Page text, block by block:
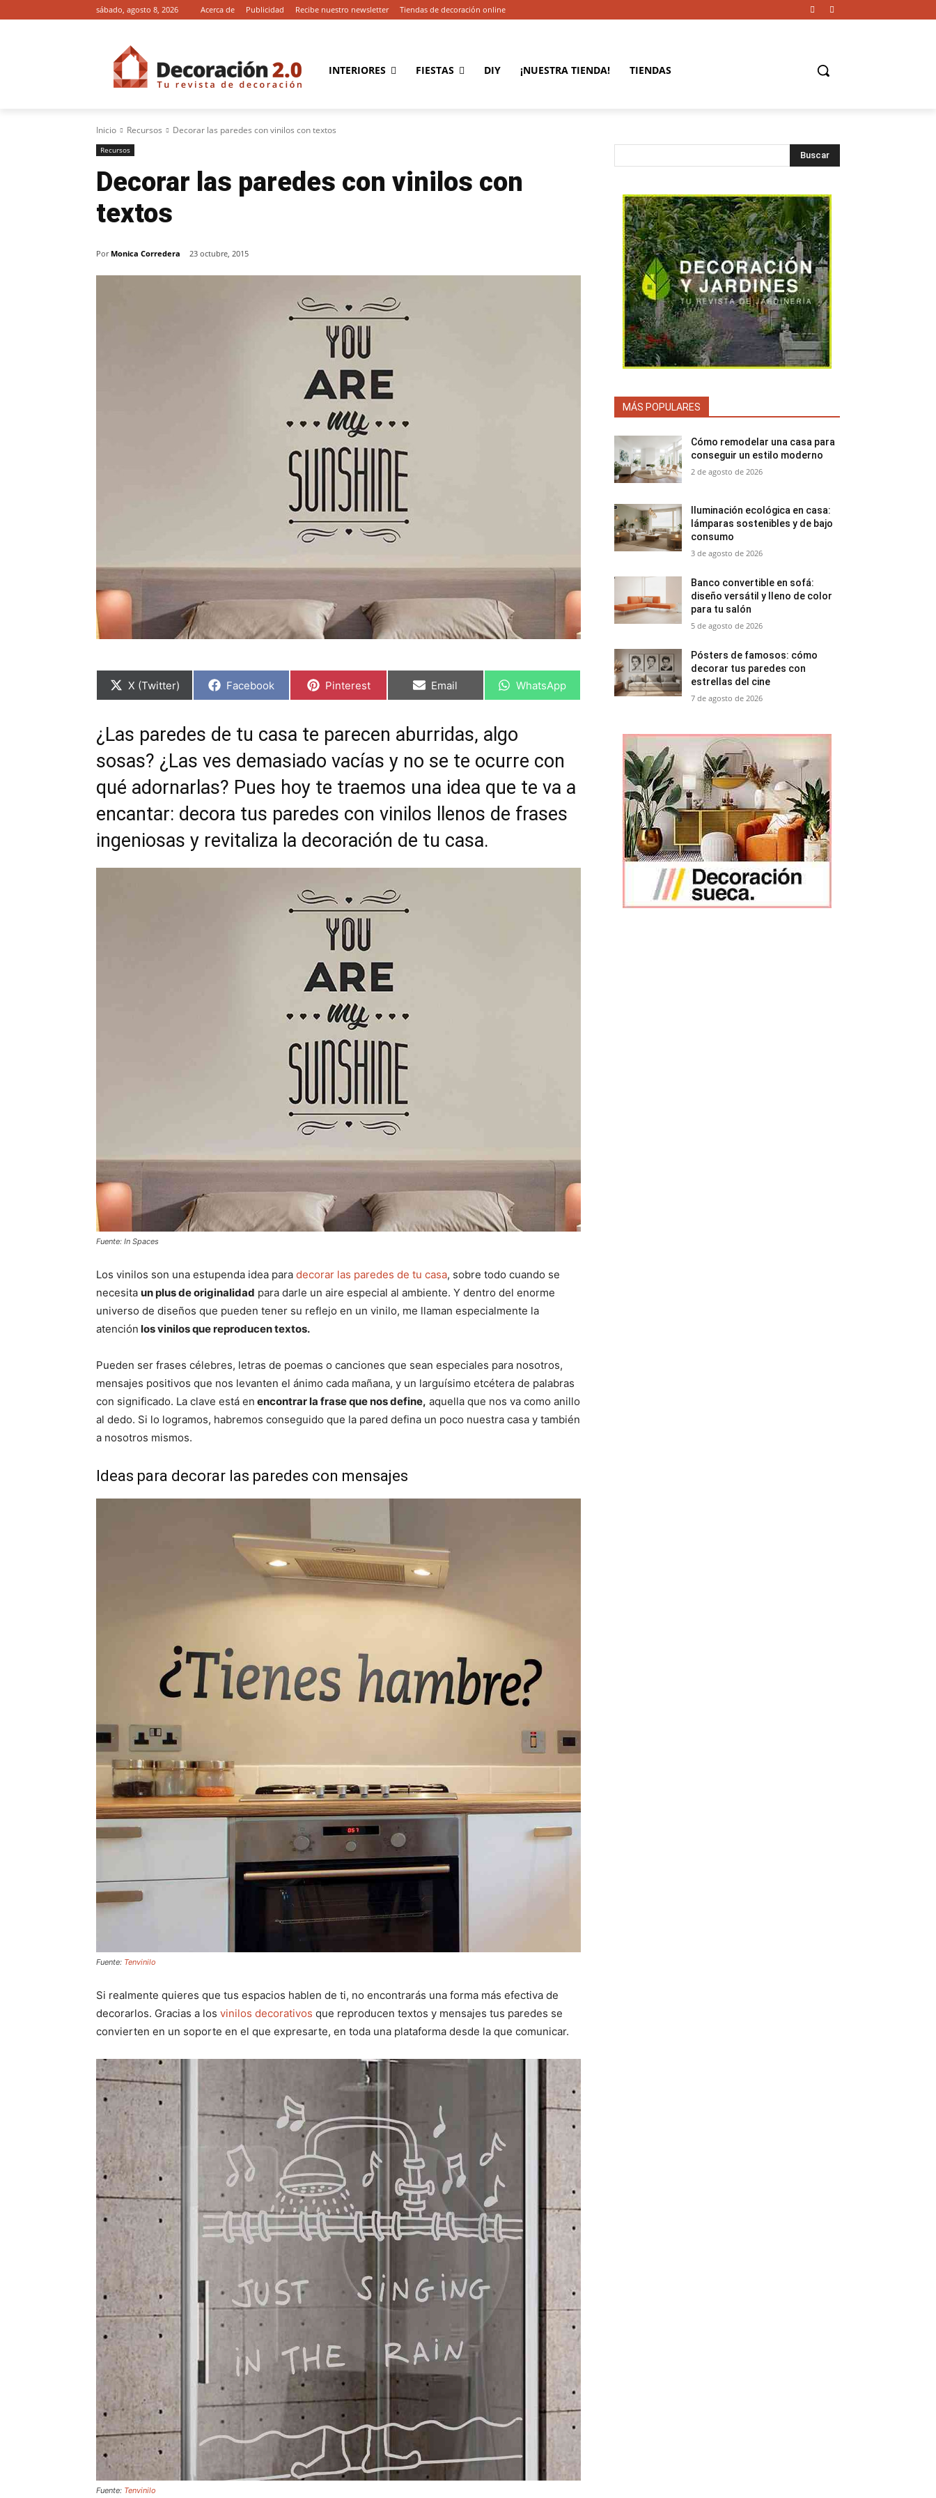
sábado, agosto 8, 2026 Acerca de Publicidad Recibe nuestro newsletter Tiendas de decoración online
INTERIORES FIESTAS DIY ¡NUESTRA TIENDA! TIENDAS
Inicio Recursos Decorar las paredes con vinilos con textos
Recursos
Decorar las paredes con vinilos con
textos
Por Monica Corredera 23 octubre, 2015
C
r
i
r
n
X (Twitter) C
r
i
r
e
n
Facebook C
r
t
i
r
n
Pinterest C
r
i
r
n
Email C
r
i
r
n
WhatsApp
¿Las paredes de tu casa te parecen aburridas, algo
sosas? ¿Las ves demasiado vacías y no se te ocurre con
qué adornarlas? Pues hoy te traemos una idea que te va a
encantar: decora tus paredes con vinilos llenos de frases
ingeniosas y revitaliza la decoración de tu casa.
Fuente: In Spaces
Los vinilos son una estupenda idea para decorar las paredes de tu casa, sobre todo cuando se
necesita un plus de originalidad para darle un aire especial al ambiente. Y dentro del enorme
universo de diseños que pueden tener su reflejo en un vinilo, me llaman especialmente la
atención los vinilos que reproducen textos.
Pueden ser frases célebres, letras de poemas o canciones que sean especiales para nosotros,
mensajes positivos que nos levanten el ánimo cada mañana, y un larguísimo etcétera de palabras
con significado. La clave está en encontrar la frase que nos define, aquella que nos va como anillo
al dedo. Si lo logramos, habremos conseguido que la pared defina un poco nuestra casa y también
a nosotros mismos.
Ideas para decorar las paredes con mensajes
Fuente: Tenvinilo
Si realmente quieres que tus espacios hablen de ti, no encontrarás una forma más efectiva de
decorarlos. Gracias a los vinilos decorativos que reproducen textos y mensajes tus paredes se
convierten en un soporte en el que expresarte, en toda una plataforma desde la que comunicar.
Fuente: Tenvinilo
Buscar
MÁS POPULARES
Cómo remodelar una casa para
conseguir un estilo moderno
2 de agosto de 2026
Iluminación ecológica en casa:
lámparas sostenibles y de bajo
consumo
3 de agosto de 2026
Banco convertible en sofá:
diseño versátil y lleno de color
para tu salón
5 de agosto de 2026
Pósters de famosos: cómo
decorar tus paredes con
estrellas del cine
7 de agosto de 2026